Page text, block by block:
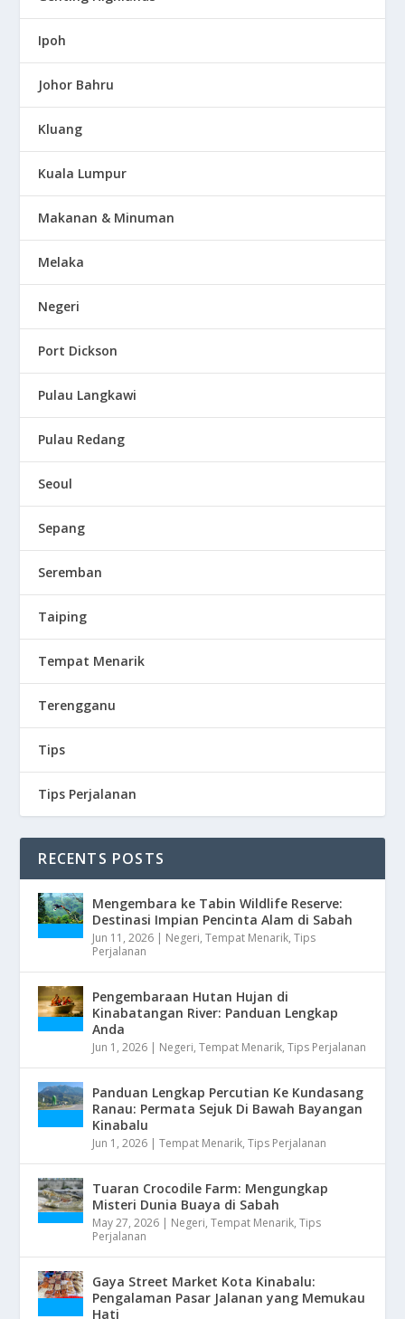
Ipoh
Johor Bahru
Kluang
Kuala Lumpur
Makanan & Minuman
Melaka
Negeri
Port Dickson
Pulau Langkawi
Pulau Redang
Seoul
Sepang
Seremban
Taiping
Tempat Menarik
Terengganu
Tips
Tips Perjalanan
RECENTS POSTS
Mengembara ke Tabin Wildlife Reserve:
Destinasi Impian Pencinta Alam di Sabah
Jun 11, 2026 Negeri,Tempat Menarik,Tips
Perjalanan
Pengembaraan Hutan Hujan di
Kinabatangan River: Panduan Lengkap
Anda
Jun 1, 2026 Negeri,Tempat Menarik,Tips Perjalanan
Panduan Lengkap Percutian Ke Kundasang
Ranau: Permata Sejuk Di Bawah Bayangan
Kinabalu
Jun 1, 2026 |Tempat Menarik,Tips Perjalanan
Tuaran Crocodile Farm: Mengungkap
Misteri Dunia Buaya di Sabah
May 27, 2026 Negeri,Tempat Menarik,Tips
Perjalanan
Gaya Street Market Kota Kinabalu:
Pengalaman Pasar Jalanan yang Memukau
Hati